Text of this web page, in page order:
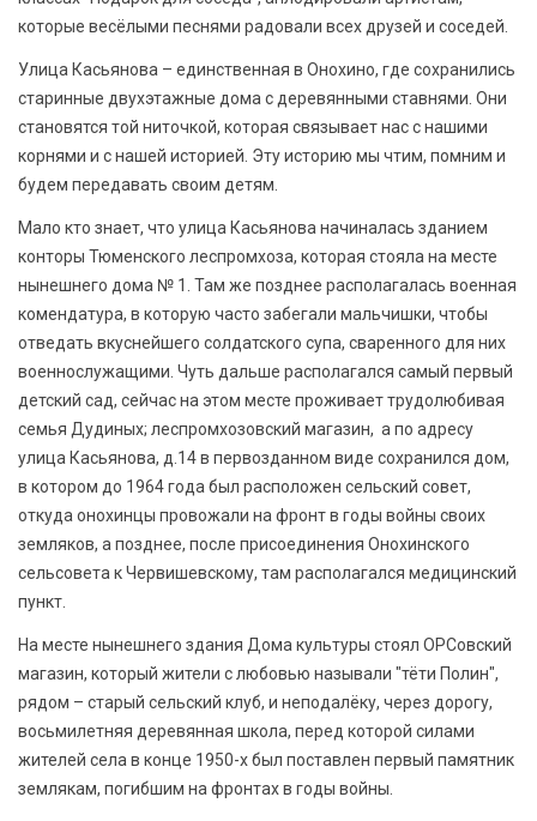
которые весёлыми песнями радовали всех друзей и соседей.
Улица Касьянова – единственная в Онохино, где сохранились
старинные двухэтажные дома с деревянными ставнями. Они
становятся той ниточкой, которая связывает нас с нашими
корнями и с нашей историей. Эту историю мы чтим, помним и
будем передавать своим детям.
Мало кто знает, что улица Касьянова начиналась зданием
конторы Тюменского леспромхоза, которая стояла на месте
нынешнего дома № 1. Там же позднее располагалась военная
комендатура, в которую часто забегали мальчишки, чтобы
отведать вкуснейшего солдатского супа, сваренного для них
военнослужащими. Чуть дальше располагался самый первый
детский сад, сейчас на этом месте проживает трудолюбивая
семья Дудиных; леспромхозовский магазин, а по адресу
улица Касьянова, д.14 в первозданном виде сохранился дом,
в котором до 1964 года был расположен сельский совет,
откуда онохинцы провожали на фронт в годы войны своих
земляков, а позднее, после присоединения Онохинского
сельсовета к Червишевскому, там располагался медицинский
пункт.
На месте нынешнего здания Дома культуры стоял ОРСовский
магазин, который жители с любовью называли "тёти Полин",
рядом – старый сельский клуб, и неподалёку, через дорогу,
восьмилетняя деревянная школа, перед которой силами
жителей села в конце 1950-х был поставлен первый памятник
землякам, погибшим на фронтах в годы войны.